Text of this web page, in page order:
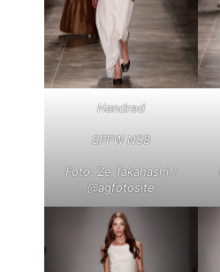
Handred
SPFW N58
Foto: Ze Takahashi /
@agfotosite